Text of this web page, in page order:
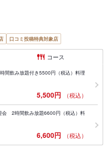
口コミ投稿特典対象店
コース
間飲み放題付き5500円（税込）料理
5,500円 （税込）
2時間飲み放題6600円（税込）料
6,600円 （税込）